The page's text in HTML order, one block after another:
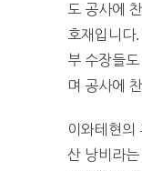
도 공사에
호재입니다
부 수장들
며 공사에
이와테현의
산 낭비라